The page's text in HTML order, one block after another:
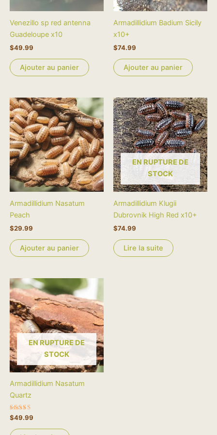
Venezillo sp red antenna
Guadeloupe x10
$49.99
Ajouter au panier
Armadillidium Badium Sicily
x10+
$74.99
Ajouter au panier
Armadillidium Nasatum
Peach
$29.99
Ajouter au panier
EN RUPTURE DE
STOCK
Armadillidium Klugii
Dubrovnik High Red x10+
$74.99
Lire la suite
EN RUPTURE DE
STOCK
Armadillidium Nasatum
Quartz
Note
5.00
sur 5
$49.99